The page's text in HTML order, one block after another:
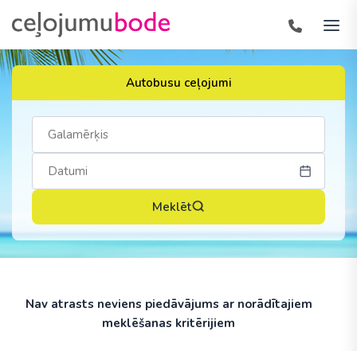
Autobusu ceļojumi
Meklēt
Nav atrasts neviens piedāvājums ar norādītajiem
meklēšanas kritērijiem